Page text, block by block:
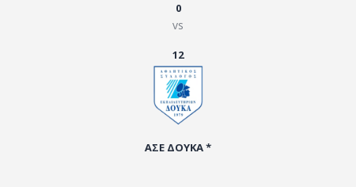
0
vs
12
ΑΣΕ ΔΟΥΚΑ *